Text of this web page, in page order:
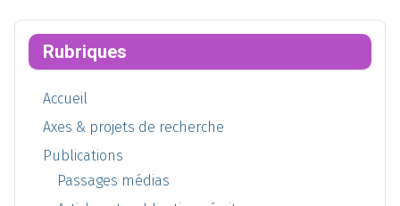
Rubriques
Accueil
Axes & projets de recherche
Publications
Passages médias